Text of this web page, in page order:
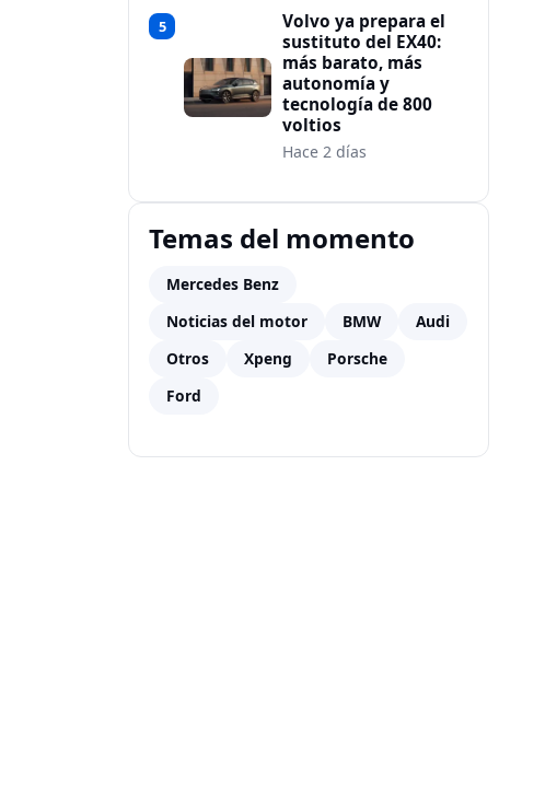
5
Volvo ya prepara el
sustituto del EX40:
más barato, más
autonomía y
tecnología de 800
voltios
Hace 2 días
Temas del momento
Mercedes Benz
Noticias del motor
BMW
Audi
Otros
Xpeng
Porsche
Ford